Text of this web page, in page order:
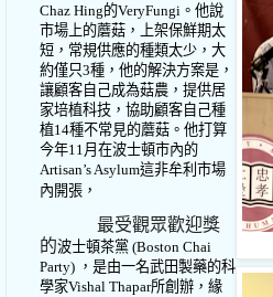
Chaz Hing的VeryFungi 。他說
市場上的蘑菇，上架保鮮期太
短，常規供應的種類太少，大
約僅只3種，他的解決方案是，
讓顧客自己成為菇農，提供居
家培植科技，協助顧客自己種
植14種不常見的蘑菇。他打算
今年11 月在波士頓市內的
Artisan’s Asylum這非牟利市場
內開張，
最受觀眾歡迎獎
的波士頓茶黨 (Boston Chai
Party) ，是由一名武田製藥的科
學家Vishal Thapar所創辦，緣